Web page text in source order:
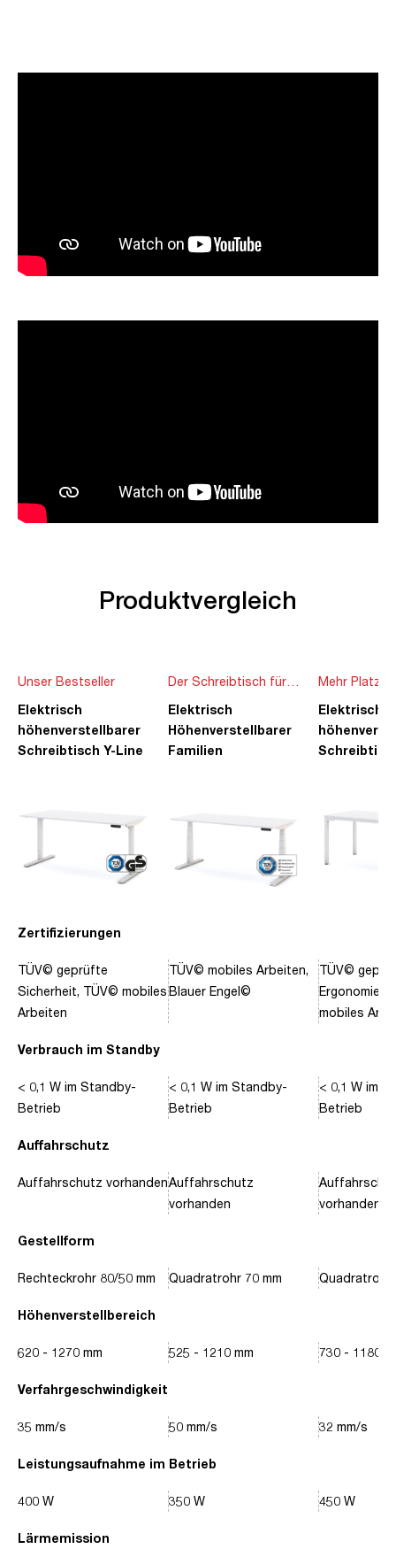
Produktvergleich
Zertifizierungen
Verbrauch im Standby
Auffahrschutz
Gestellform
Höhenverstellbereich
Verfahrgeschwindigkeit
Leistungsaufnahme im Betrieb
Lärmemission
Unser Bestseller
Elektrisch
höhenverstellbarer
Schreibtisch Y-Line
TÜV© geprüfte
Sicherheit, TÜV© mobiles
Arbeiten
< 0,1 W im Standby-
Betrieb
Auffahrschutz vorhanden
Rechteckrohr 80/50 mm
620 - 1270 mm
35 mm/s
400 W
Der Schreibtisch für
die ganze Familie
Elektrisch
Höhenverstellbarer
Familien
TÜV© mobiles Arbeiten,
Blauer Engel©
< 0,1 W im Standby-
Betrieb
Auffahrschutz
vorhanden
Quadratrohr 70 mm
525 - 1210 mm
50 mm/s
350 W
Mehr Platz
Ideen
Elektrisch
TÜV©
Ergonomie,
mobiles
< 0,1 W im
Betrieb
vorhanden
Quadratrohr
730 - 1180
32 mm/s
450 W